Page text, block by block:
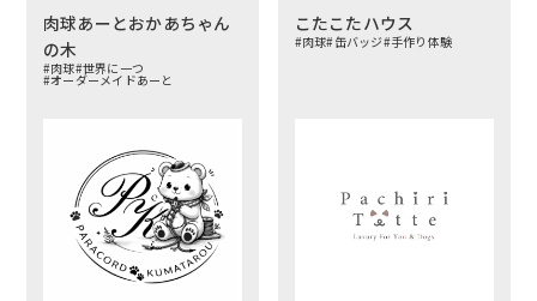
肉球あーとおかあちゃん
の木
#肉球#世界に一つ
#オーダーメイドあーと
こたこたハウス
#肉球#缶バッジ#手作り体験